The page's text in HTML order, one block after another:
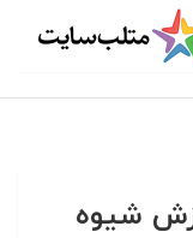
شیوه